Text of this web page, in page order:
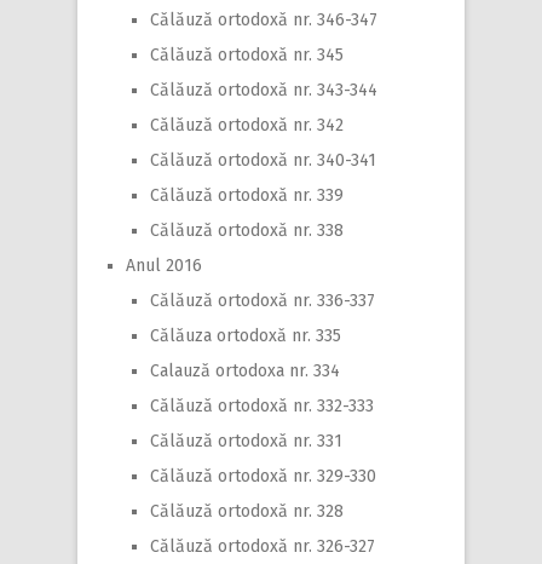
Călăuză ortodoxă nr. 346-347
Călăuză ortodoxă nr. 345
Călăuză ortodoxă nr. 343-344
Călăuză ortodoxă nr. 342
Călăuză ortodoxă nr. 340-341
Călăuză ortodoxă nr. 339
Călăuză ortodoxă nr. 338
Anul 2016
Călăuză ortodoxă nr. 336-337
Călăuza ortodoxă nr. 335
Calauză ortodoxa nr. 334
Călăuză ortodoxă nr. 332-333
Călăuză ortodoxă nr. 331
Călăuză ortodoxă nr. 329-330
Călăuză ortodoxă nr. 328
Călăuză ortodoxă nr. 326-327